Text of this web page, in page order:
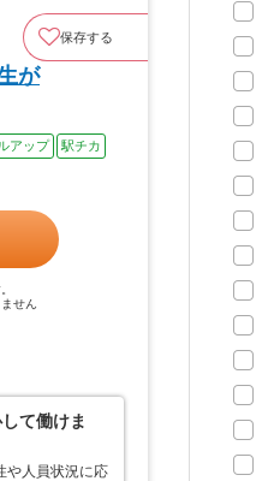
保存する
が
アップ
駅チカ
せん
て働けま
や人員状況に応